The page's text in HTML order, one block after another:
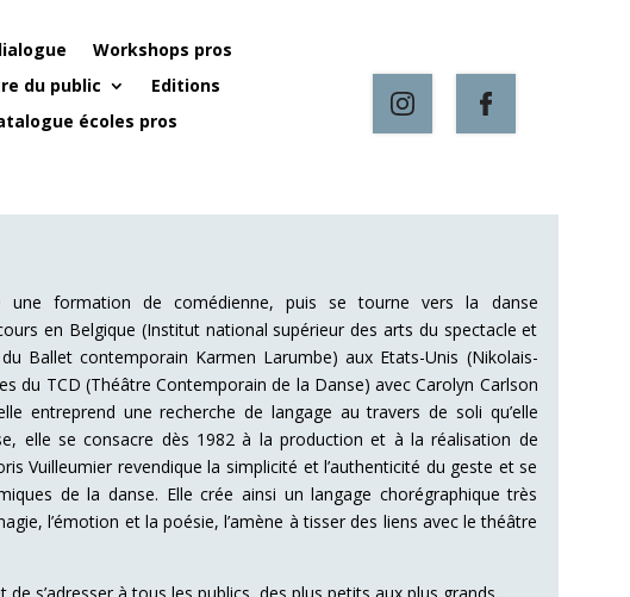
Workshops pros
du public
Editions
écoles pros
une formation de comédienne, puis se tourne vers la danse
en Belgique (Institut national supérieur des arts du spectacle et
Ballet contemporain Karmen Larumbe) aux Etats-Unis (Nikolais-
du TCD (Théâtre Contemporain de la Danse) avec Carolyn Carlson
entreprend une recherche de langage au travers de soli qu’elle
elle se consacre dès 1982 à la production et à la réalisation de
Vuilleumier revendique la simplicité et l’authenticité du geste et se
de la danse. Elle crée ainsi un langage chorégraphique très
l’émotion et la poésie, l’amène à tisser des liens avec le théâtre